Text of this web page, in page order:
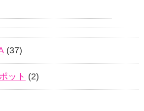
(37)
ット (2)